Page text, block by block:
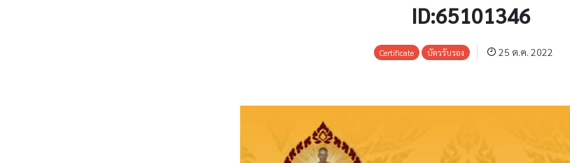
ID:65101346
Certificate บัตรรับรอง 25 ต.ค. 2022